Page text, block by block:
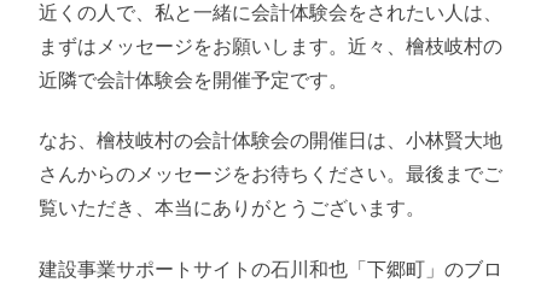
近くの人で、私と一緒に会計体験会をされたい人は、
まずはメッセージをお願いします。近々、檜枝岐村の
近隣で会計体験会を開催予定です。
なお、檜枝岐村の会計体験会の開催日は、小林賢大地
さんからのメッセージをお待ちください。最後までご
覧いただき、本当にありがとうございます。
建設事業サポートサイトの石川和也「下郷町」のブロ